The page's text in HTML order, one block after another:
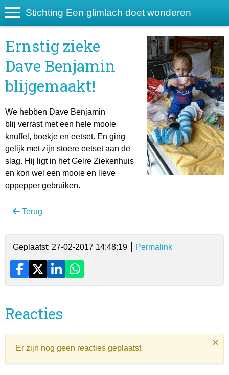
Stichting Een glimlach doet wonderen
Ernstig zieke
Dave Benjamin
blijgemaakt!
We hebben Dave Benjamin
blij verrast met een hele mooie
knuffel, boekje en eetset. En ging
gelijk met zijn stoere eetset aan de
slag. Hij ligt in het Gelre Ziekenhuis
en kon wel een mooie en lieve
oppepper gebruiken.
Terug
Geplaatst: 27-02-2017 14:48:19 Permalink
Reacties
Er zijn nog geen reacties geplaatst